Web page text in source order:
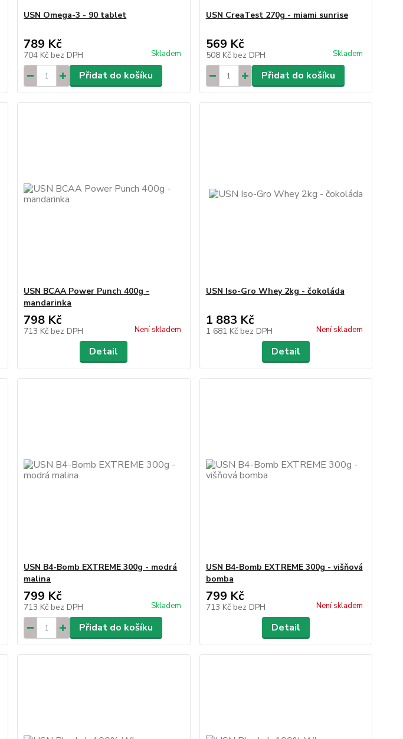
USN Omega-3 - 90 tablet
789 Kč
704 Kč bez DPH Skladem
Přidat do košíku
USN CreaTest 270g - miami sunrise
569 Kč
508 Kč bez DPH Skladem
Přidat do košíku
USN BCAA Power Punch 400g -
mandarinka
798 Kč
713 Kč bez DPH Není skladem
Detail
USN Iso-Gro Whey 2kg - čokoláda
1 883 Kč
1 681 Kč bez DPH Není skladem
Detail
USN B4-Bomb EXTREME 300g - modrá
malina
799 Kč
713 Kč bez DPH Skladem
Přidat do košíku
USN B4-Bomb EXTREME 300g - višňová
bomba
799 Kč
713 Kč bez DPH Není skladem
Detail